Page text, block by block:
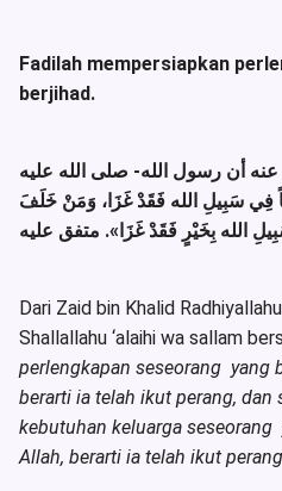
Fadilah mempersiapkan
berjihad.
أن رسول الله- صلى الله عليه
فِي سَبِيلِ الله فَقَدْ غَزَا، وَمَنْ خَلَفَ
الله بِخَيْرٍ فَقَدْ غَزَا». متفق عليه
Dari Zaid bin Khalid
Shallallahu ‘alaihi wa sallam
perlengkapan seseorang yang
berarti ia telah ikut perang, dan
kebutuhan keluarga seseorang
Allah, berarti ia telah ikut